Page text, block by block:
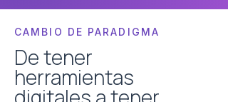
CAMBIO DE PARADIGMA
De tener
herramientas